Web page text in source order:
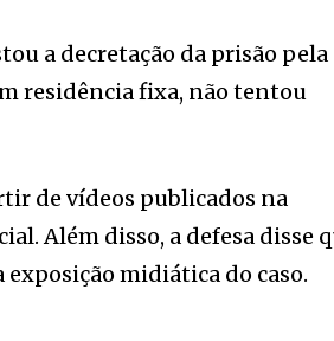
a decretação da prisão pela
residência fixa, não tentou
de vídeos publicados na
Além disso, a defesa disse
midiática do caso.